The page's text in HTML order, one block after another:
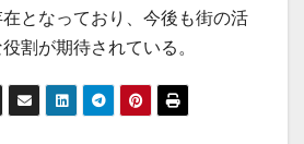
となっており、今後も街の活
割が期待されている。